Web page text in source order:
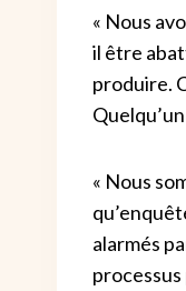
« Nous
il être
produire.
« Nous
alarmés